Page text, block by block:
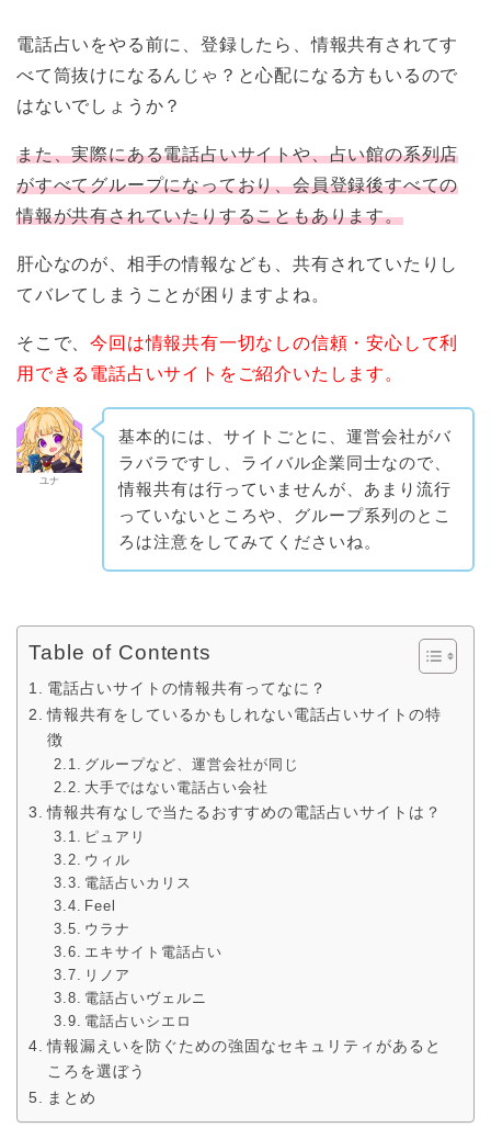
電話占いをやる前に、登録したら、情報共有されてす
べて筒抜けになるんじゃ？と心配になる方もいるので
はないでしょうか？
また、実際にある電話占いサイトや、占い館の系列店
がすべてグループになっており、会員登録後すべての
情報が共有されていたりすることもあります。
肝心なのが、相手の情報なども、共有されていたりし
てバレてしまうことが困りますよね。
そこで、今回は情報共有一切なしの信頼・安心して利
用できる電話占いサイトをご紹介いたします。
ユナ
基本的には、サイトごとに、運営会社がバ
ラバラですし、ライバル企業同士なので、
情報共有は行っていませんが、あまり流行
っていないところや、グループ系列のとこ
ろは注意をしてみてくださいね。
Table of Contents
電話占いサイトの情報共有ってなに？
情報共有をしているかもしれない電話占いサイトの特
徴
グループなど、運営会社が同じ
大手ではない電話占い会社
情報共有なしで当たるおすすめの電話占いサイトは？
ピュアリ
ウィル
電話占いカリス
Feel
ウラナ
エキサイト電話占い
リノア
電話占いヴェルニ
電話占いシエロ
情報漏えいを防ぐための強固なセキュリティがあると
ころを選ぼう
まとめ